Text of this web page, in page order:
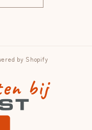
by Shopify